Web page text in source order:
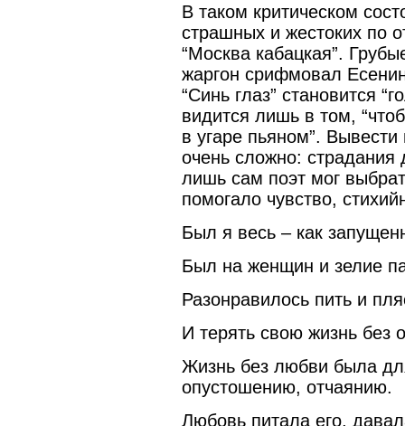
В таком критическом
страшных и жестоких по
“Москва кабацкая”.
жаргон срифмовал
“Синь глаз” становится
видится лишь в том,
в угаре пьяном”. Вывести
очень сложно:
лишь сам поэт мог
помогало чувство,
Был я весь – как
Был на женщин и зелие
Разонравилось пить и
И терять свою жизнь без
Жизнь без любви была
опустошению, отчаянию.
Любовь питала его,